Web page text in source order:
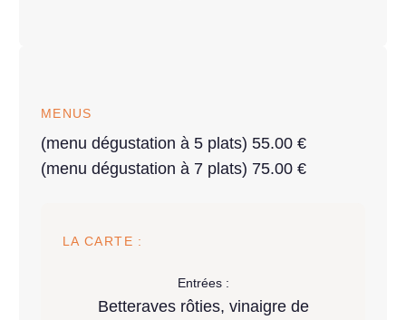
MENUS
(menu dégustation à 5 plats) 55.00 €
(menu dégustation à 7 plats) 75.00 €
LA CARTE :
Entrées :
Betteraves rôties, vinaigre de